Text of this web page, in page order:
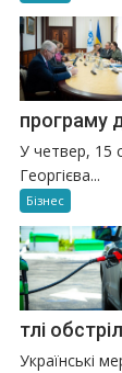
програму
У четвер, 15
Георгієва...
Бізнес
тлі
Українські